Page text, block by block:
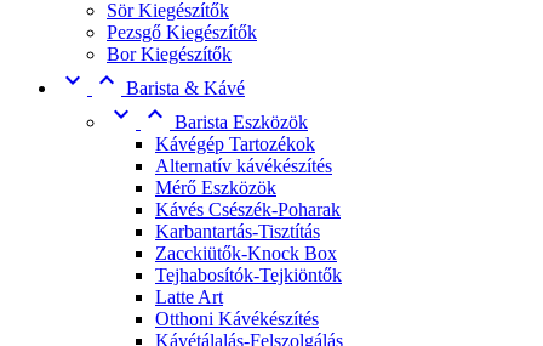
Sör Kiegészítők
Pezsgő Kiegészítők
Bor Kiegészítők
  Barista & Kávé
  Barista Eszközök
Kávégép Tartozékok
Alternatív kávékészítés
Mérő Eszközök
Kávés Csészék-Poharak
Karbantartás-Tisztítás
Zacckiütők-Knock Box
Tejhabosítók-Tejkiöntők
Latte Art
Otthoni Kávékészítés
Kávétálalás-Felszolgálás